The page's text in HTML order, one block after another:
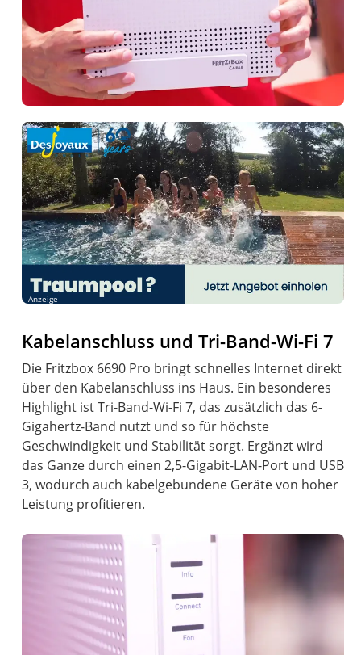
Anzeige
Kabelanschluss und Tri-Band-Wi-Fi 7
Die Fritzbox 6690 Pro bringt schnelles Internet direkt
über den Kabelanschluss ins Haus. Ein besonderes
Highlight ist Tri-Band-Wi-Fi 7, das zusätzlich das 6-
Gigahertz-Band nutzt und so für höchste
Geschwindigkeit und Stabilität sorgt. Ergänzt wird
das Ganze durch einen 2,5-Gigabit-LAN-Port und USB
3, wodurch auch kabelgebundene Geräte von hoher
Leistung profitieren.